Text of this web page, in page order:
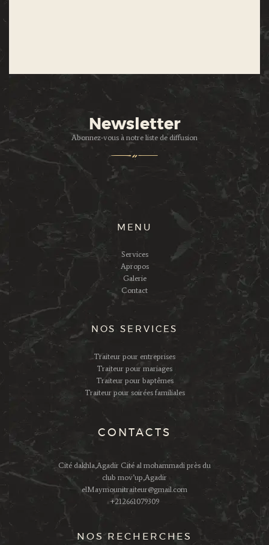
Newsletter
Abonnez-vous à notre liste de diffusion
MENU
Services
Apropos
Galerie
Contact
NOS SERVICES
Traiteur pour entreprises
Traiteur pour mariages
Traiteur pour baptêmes
Traiteur pour soirées familiales
CONTACTS
Cité dakhla,Agadir Cité al mohammadi près du
club mov’up,Agadir
elMaymounitraiteur@gmail.com
+212661079309
NOS RECHERCHES